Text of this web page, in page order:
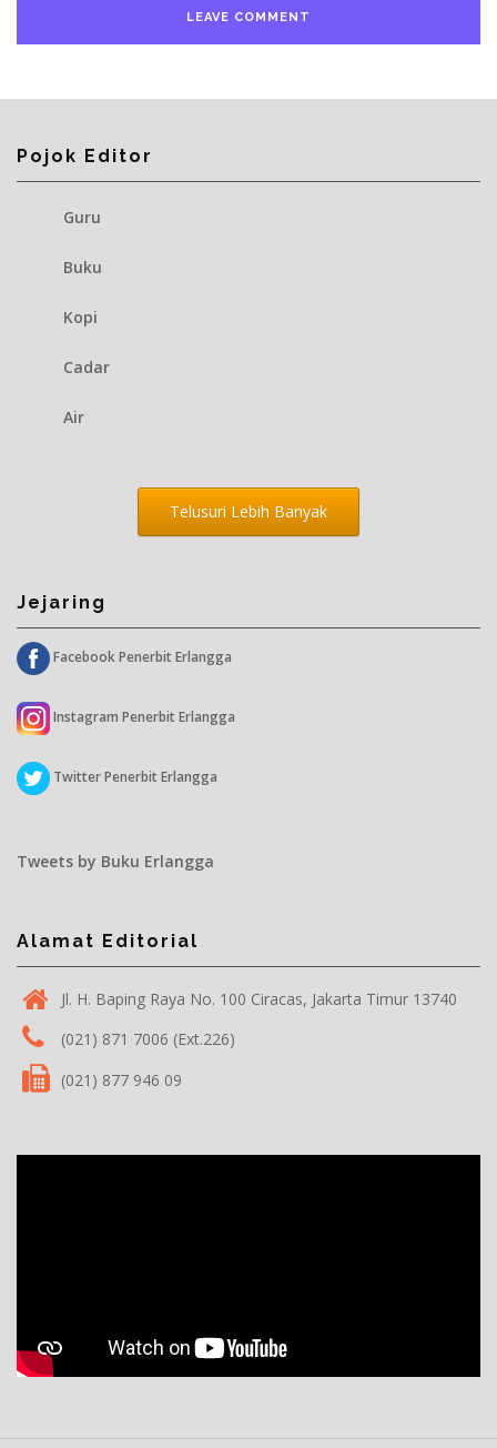
Pojok Editor
Guru
Buku
Kopi
Cadar
Air
Telusuri Lebih Banyak
Jejaring
Facebook Penerbit Erlangga
Instagram Penerbit Erlangga
Twitter Penerbit Erlangga
Tweets by Buku Erlangga
Alamat Editorial
Jl. H. Baping Raya No. 100 Ciracas, Jakarta Timur 13740
(021) 871 7006 (Ext.226)
(021) 877 946 09